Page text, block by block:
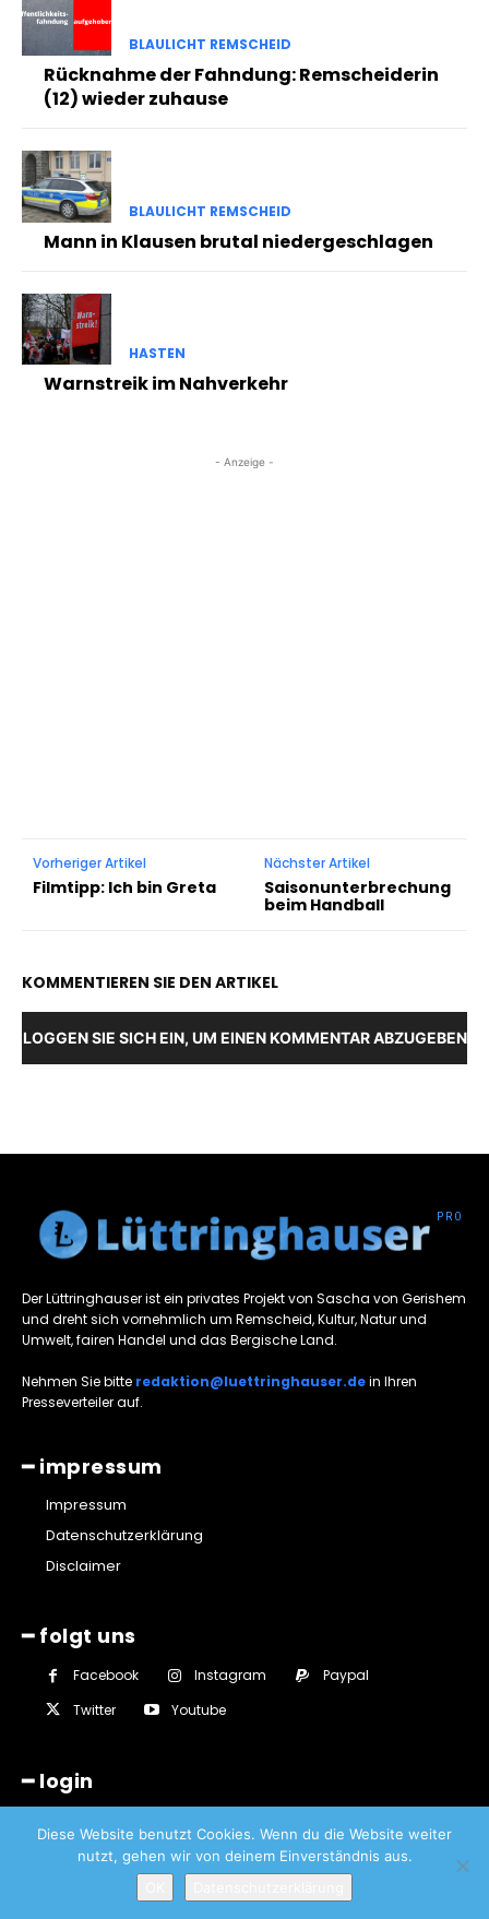
BLAULICHT REMSCHEID
Rücknahme der Fahndung: Remscheiderin
(12) wieder zuhause
BLAULICHT REMSCHEID
Mann in Klausen brutal niedergeschlagen
HASTEN
Warnstreik im Nahverkehr
- Anzeige -
Vorheriger Artikel
Filmtipp: Ich bin Greta
Nächster Artikel
Saisonunterbrechung
beim Handball
KOMMENTIEREN SIE DEN ARTIKEL
LOGGEN SIE SICH EIN, UM EINEN KOMMENTAR ABZUGEBEN
Der Lüttringhauser ist ein privates Projekt von Sascha von Gerishem
und dreht sich vornehmlich um Remscheid, Kultur, Natur und
Umwelt, fairen Handel und das Bergische Land.
Nehmen Sie bitte redaktion@luettringhauser.dein Ihren
Presseverteiler auf.
━ impressum
Impressum
Datenschutzerklärung
Disclaimer
━ folgt uns
Facebook Instagram
Paypal
Twitter
Youtube
━ login
Diese Website benutzt Cookies. Wenn du die Website weiter
nutzt, gehen wir von deinem Einverständnis aus.